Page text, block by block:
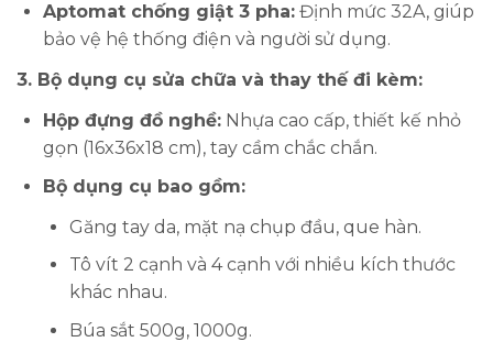
Aptomat chống giật 3 pha: Định mức 32A, giúp
bảo vệ hệ thống điện và người sử dụng.
3. Bộ dụng cụ sửa chữa và thay thế đi kèm:
Hộp đựng đồ nghề: Nhựa cao cấp, thiết kế nhỏ
gọn (16x36x18 cm), tay cầm chắc chắn.
Bộ dụng cụ bao gồm:
Găng tay da, mặt nạ chụp đầu, que hàn.
Tô vít 2 cạnh và 4 cạnh với nhiều kích thước
khác nhau.
Búa sắt 500g, 1000g.